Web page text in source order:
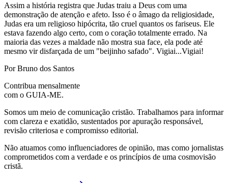
Assim a história registra que Judas traiu a Deus com uma
demonstração de atenção e afeto. Isso é o âmago da religiosidade,
Judas era um religioso hipócrita, tão cruel quantos os fariseus. Ele
estava fazendo algo certo, com o coração totalmente errado. Na
maioria das vezes a maldade não mostra sua face, ela pode até
mesmo vir disfarçada de um "beijinho safado". Vigiai...Vigiai!
Por Bruno dos Santos
Contribua mensalmente
com o GUIA-ME.
Somos um meio de comunicação cristão. Trabalhamos para informar
com clareza e exatidão, sustentados por apuração responsável,
revisão criteriosa e compromisso editorial.
Não atuamos como influenciadores de opinião, mas como jornalistas
comprometidos com a verdade e os princípios de uma cosmovisão
cristã.